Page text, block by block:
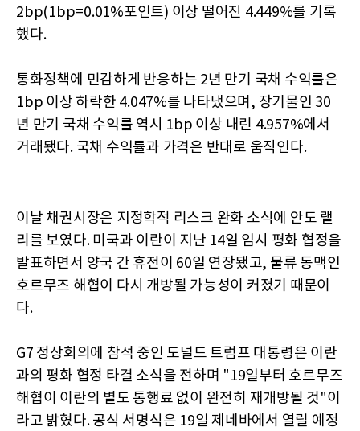
2bp(1bp=0.01%포인트) 이상 떨어진 4.449%를 기록
했다.
통화정책에 민감하게 반응하는 2년 만기 국채 수익률은
1bp 이상 하락한 4.047%를 나타냈으며, 장기물인 30
년 만기 국채 수익률 역시 1bp 이상 내린 4.957%에서
거래됐다. 국채 수익률과 가격은 반대로 움직인다.
이날 채권시장은 지정학적 리스크 완화 소식에 안도 랠
리를 보였다. 미국과 이란이 지난 14일 임시 평화 협정을
발표하면서 양국 간 휴전이 60일 연장됐고, 물류 동맥인
호르무즈 해협이 다시 개방될 가능성이 커졌기 때문이
다.
G7 정상회의에 참석 중인 도널드 트럼프 대통령은 이란
과의 평화 협정 타결 소식을 전하며 "19일부터 호르무즈
해협이 이란의 별도 통행료 없이 완전히 재개방될 것"이
라고 밝혔다. 공식 서명식은 19일 제네바에서 열릴 예정